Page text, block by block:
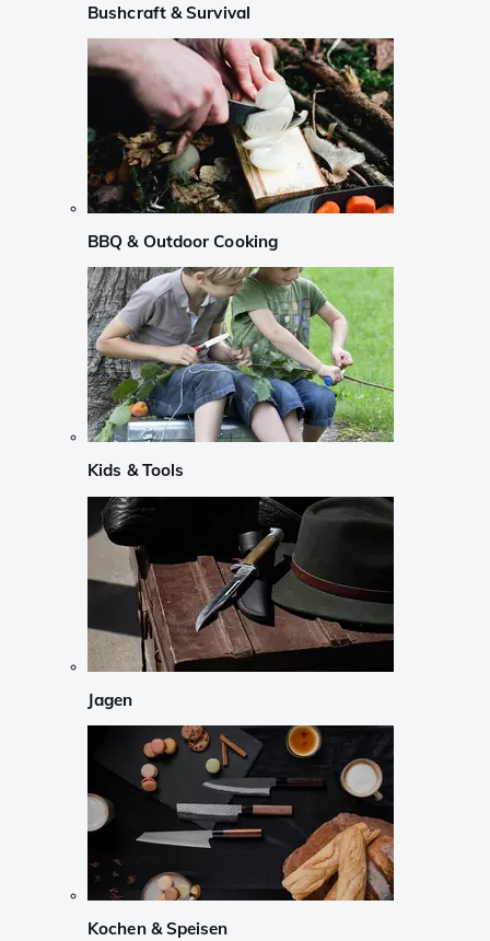
Bushcraft & Survival
BBQ & Outdoor Cooking
Kids & Tools
Jagen
Kochen & Speisen